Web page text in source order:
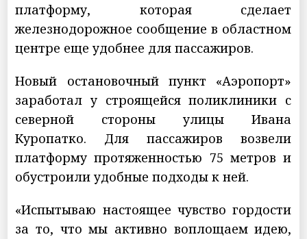
платформу, которая сделает
железнодорожное сообщение в областном
центре еще удобнее для пассажиров.
Новый остановочный пункт «Аэропорт»
заработал у строящейся поликлиники с
северной стороны улицы Ивана
Куропатко. Для пассажиров возвели
платформу протяженностью 75 метров и
обустроили удобные подходы к ней.
«Испытываю настоящее чувство гордости
за то, что мы активно воплощаем идею,